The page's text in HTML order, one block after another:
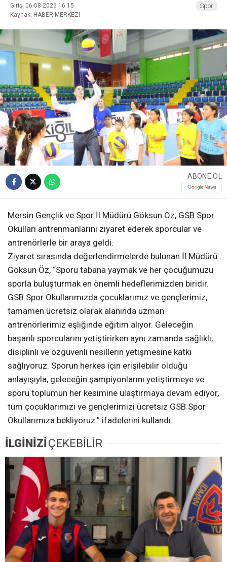
Giriş: 06-08-2026 16:15
Kaynak: HABER MERKEZI
Spor
ABONE OL
Mersin Gençlik ve Spor İl Müdürü Göksun Öz, GSB Spor
Okulları antrenmanlarını ziyaret ederek sporcular ve
antrenörlerle bir araya geldi.
Ziyaret sırasında değerlendirmelerde bulunan İl Müdürü
Göksun Öz, “Sporu tabana yaymak ve her çocuğumuzu
sporla buluşturmak en önemli hedeflerimizden biridir.
GSB Spor Okullarımızda çocuklarımız ve gençlerimiz,
tamamen ücretsiz olarak alanında uzman
antrenörlerimiz eşliğinde eğitim alıyor. Geleceğin
başarılı sporcularını yetiştirirken aynı zamanda sağlıklı,
disiplinli ve özgüvenli nesillerin yetişmesine katkı
sağlıyoruz. Sporun herkes için erişilebilir olduğu
anlayışıyla, geleceğin şampiyonlarını yetiştirmeye ve
sporu toplumun her kesimine ulaştırmaya devam ediyor,
tüm çocuklarımızı ve gençlerimizi ücretsiz GSB Spor
Okullarımıza bekliyoruz.” ifadelerini kullandı.
İLGİNİZİÇEKEBİLİR